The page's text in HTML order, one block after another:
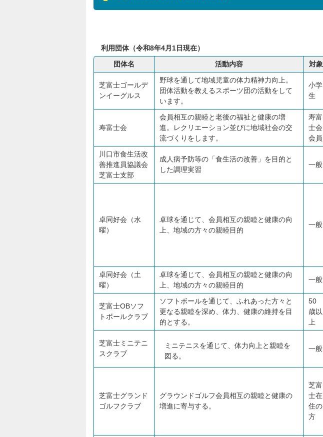
利用団体（令和8年4月1日現在）
団体名
活動内容 対象
芝富士ゴールデ
ンイーグルス
野球を通して地域児童の体力精神力向上。
団体活動を教えるスポーツ団の活動をして
います。
小学
生
寿富士会
会員相互の親睦と老後の福祉と健康の増
進。レクリエーション並びに地域社会の交
流づくりをします。
寿富
士会
会員
川口市食生活改
善推進員協議会
芝富士支部
成人病予防等の「食生活の改善」を目的と
した調理実習
一般
卓同好会（水
曜）
卓球を通じて、会員相互の親睦と健康の向
上、地域の方々の親睦目的
一般
卓同好会（土
曜）
卓球を通じて、会員相互の親睦と健康の向
上、地域の方々の親睦目的
一般
芝富士OBソフ
トボールクラブ
ソフトボールを通じて、ふれあった方々と
更なる親睦を深め、体力、健康の維持を目
的とする。
50
歳以
上
芝富士ミニテニ
スクラブ
ミニテニスを通じて、体力向上と親睦を
図る。
一般
芝富士グランド
ゴルフクラブ
グラウンドゴルフ会員相互の親睦と健康の
増進に寄与する。
芝富
士在
住の
方